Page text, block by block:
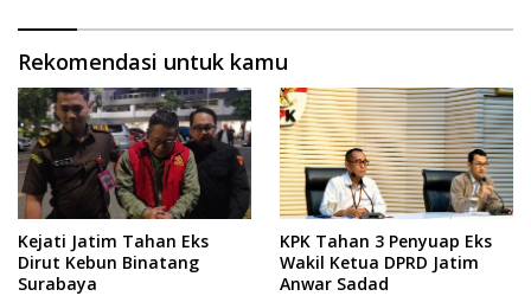
Rekomendasi untuk kamu
Kejati Jatim Tahan Eks
Dirut Kebun Binatang
Surabaya
KPK Tahan 3 Penyuap Eks
Wakil Ketua DPRD Jatim
Anwar Sadad